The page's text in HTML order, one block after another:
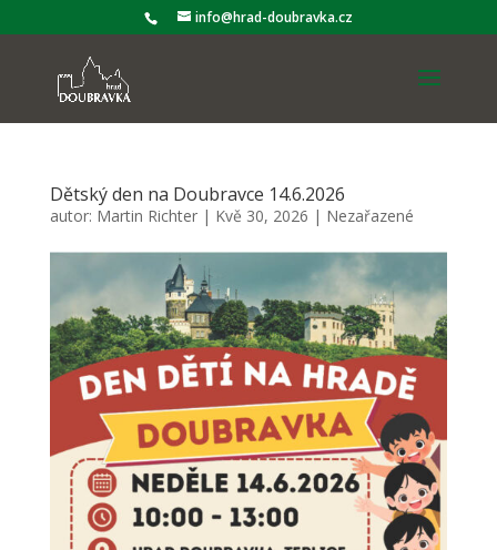
info@hrad-doubravka.cz
Dětský den na Doubravce 14.6.2026
autor: Martin Richter| Kvě 30, 2026 | Nezařazené